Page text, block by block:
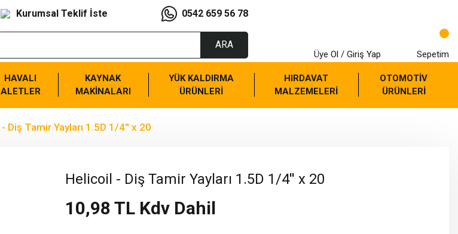
Kurumsal Teklif İste 0542 659 56 78
ARA
Üye Ol / Giriş Yap Sepetim
HAVALI
ALETLER
KAYNAK
MAKİNALARI
YÜK KALDIRMA
ÜRÜNLERİ
HIRDAVAT
MALZEMELERİ
OTOMOTİV
ÜRÜNLERİ
Diş Tamir Yayları 1.5D 1/4'' x 20
Helicoil - Diş Tamir Yayları 1.5D 1/4'' x 20
10,98 TL Kdv Dahil